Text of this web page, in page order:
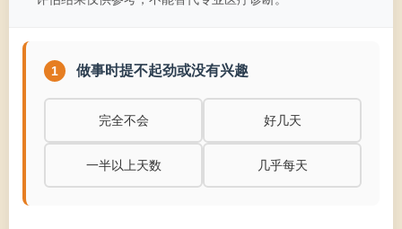
1 做事时提不起劲或没有兴趣
完全不会 好几天
一半以上天数 几乎每天